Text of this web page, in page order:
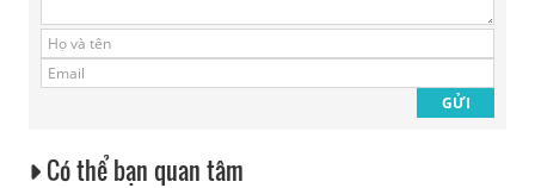
Có thể bạn quan tâm